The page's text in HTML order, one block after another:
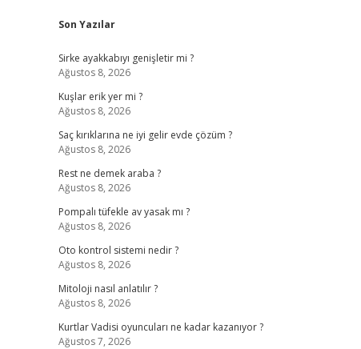
Sidebar
Son Yazılar
Sirke ayakkabıyı genişletir mi ?
Ağustos 8, 2026
Kuşlar erik yer mi ?
Ağustos 8, 2026
Saç kırıklarına ne iyi gelir evde çözüm ?
Ağustos 8, 2026
Rest ne demek araba ?
Ağustos 8, 2026
Pompalı tüfekle av yasak mı ?
Ağustos 8, 2026
Oto kontrol sistemi nedir ?
Ağustos 8, 2026
Mitoloji nasıl anlatılır ?
Ağustos 8, 2026
Kurtlar Vadisi oyuncuları ne kadar kazanıyor ?
Ağustos 7, 2026